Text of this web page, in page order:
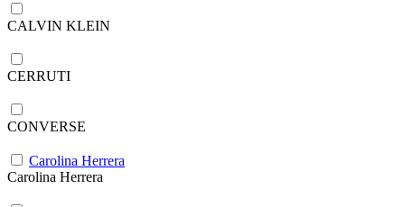
CALVIN KLEIN
CERRUTI
CONVERSE
Carolina Herrera
Carolina Herrera